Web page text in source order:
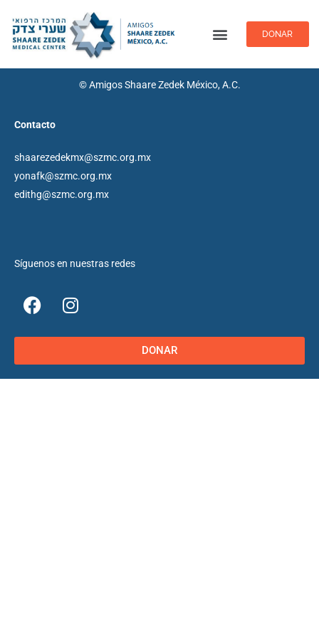
DONAR
© Amigos Shaare Zedek México, A.C.
Contacto
shaarezedekmx@szmc.org.mx
yonafk@szmc.org.mx
edithg@szmc.org.mx
Síguenos en nuestras redes
DONAR